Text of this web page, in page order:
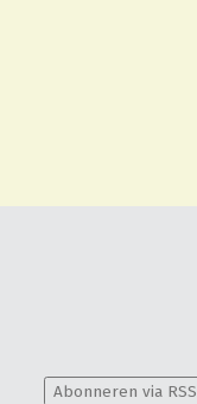
Abonneren via RSS